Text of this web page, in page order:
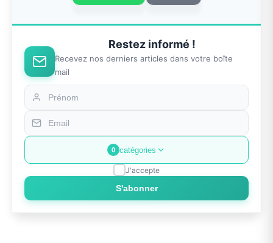
Restez informé !
Recevez nos derniers articles dans votre boîte
mail
0 catégories
J'accepte
S'abonner